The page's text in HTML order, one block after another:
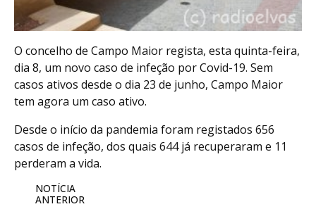
O concelho de Campo Maior regista, esta quinta-feira,
dia 8, um novo caso de infeção por Covid-19. Sem
casos ativos desde o dia 23 de junho, Campo Maior
tem agora um caso ativo.
Desde o início da pandemia foram registados 656
casos de infeção, dos quais 644 já recuperaram e 11
perderam a vida.
NOTÍCIA
ANTERIOR